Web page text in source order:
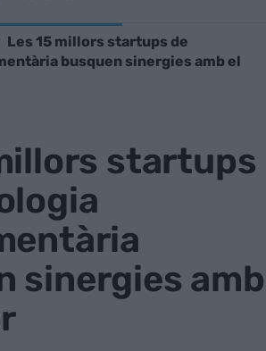
Les 15 millors startups de
busquen sinergies amb el
startups
sinergies amb